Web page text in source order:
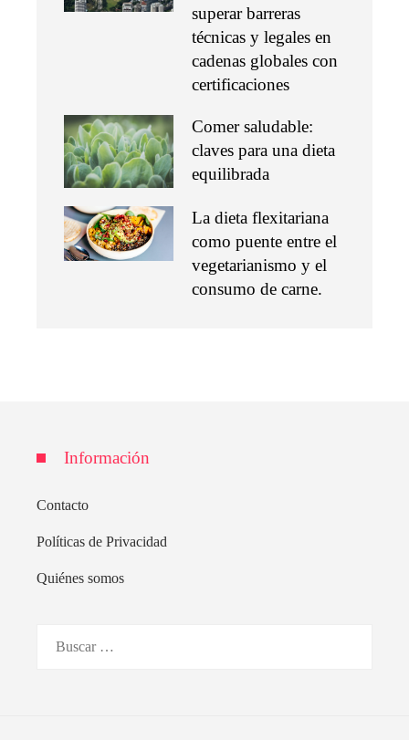
superar barreras
técnicas y legales en
cadenas globales con
certificaciones
Comer saludable:
claves para una dieta
equilibrada
La dieta flexitariana
como puente entre el
vegetarianismo y el
consumo de carne.
Información
Contacto
Políticas de Privacidad
Quiénes somos